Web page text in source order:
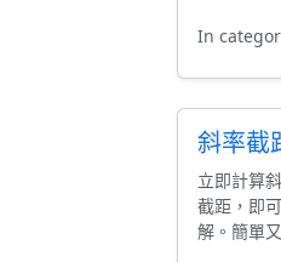
In
斜率截
立即計算
截距，即
解。簡單